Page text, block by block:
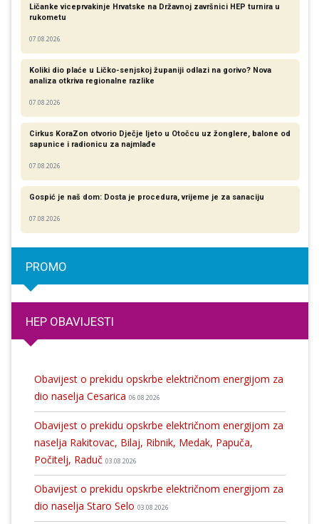
Ličanke viceprvakinje Hrvatske na Državnoj završnici HEP turnira u
rukometu
07.08.2026
Koliki dio plaće u Ličko-senjskoj županiji odlazi na gorivo? Nova
analiza otkriva regionalne razlike​
07.08.2026
Cirkus KoraZon otvorio Dječje ljeto u Otočcu uz žonglere, balone od
sapunice i radionicu za najmlađe
07.08.2026
Gospić je naš dom: Dosta je procedura, vrijeme je za sanaciju
07.08.2026
PROMO
HEP OBAVIJESTI
Obavijest o prekidu opskrbe električnom energijom za
dio naselja Cesarica 06.08.2026
Obavijest o prekidu opskrbe električnom energijom za
naselja Rakitovac, Bilaj, Ribnik, Medak, Papuča,
Počitelj, Raduč 03.08.2026
Obavijest o prekidu opskrbe električnom energijom za
dio naselja Staro Selo 03.08.2026